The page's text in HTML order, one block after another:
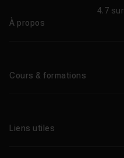
4.7 sur
À propos
Cours & formations
Formations certifiantes
Liens utiles